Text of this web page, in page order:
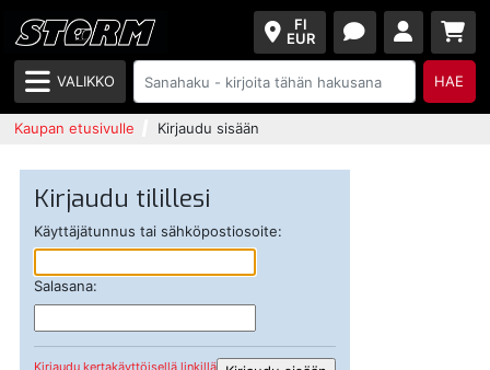
FI
EUR
VALIKKO HAE
Kaupan etusivulle Kirjaudu sisään
Kirjaudu tilillesi
Käyttäjätunnus tai sähköpostiosoite:
Salasana:
Kirjaudu kertakäyttöisellä linkillä